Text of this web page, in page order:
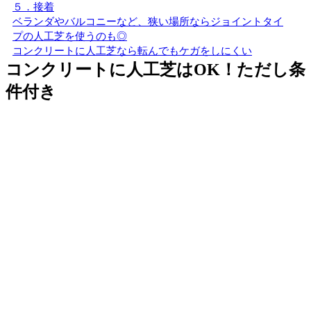
５．接着
ベランダやバルコニーなど、狭い場所ならジョイントタイ
プの人工芝を使うのも◎
コンクリートに人工芝なら転んでもケガをしにくい
コンクリートに人工芝はOK！ただし条
件付き